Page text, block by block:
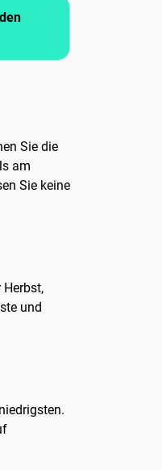
Sie die
am
Sie keine
und